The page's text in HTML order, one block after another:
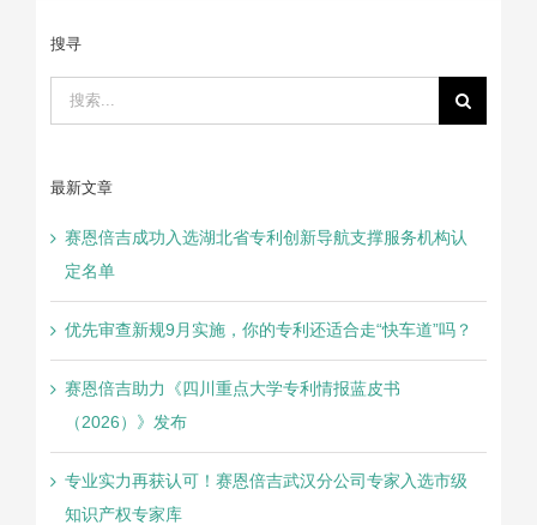
搜寻
索：
最新文章
赛恩倍吉成功入选湖北省专利创新导航支撑服务机构认
定名单
优先审查新规9月实施，你的专利还适合走“快车道”吗？
赛恩倍吉助力《四川重点大学专利情报蓝皮书
（2026）》发布
专业实力再获认可！赛恩倍吉武汉分公司专家入选市级
知识产权专家库